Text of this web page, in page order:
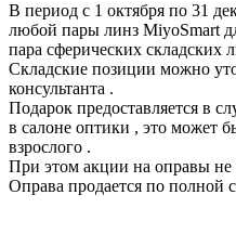
В период с 1 октября по 31
любой пары линз
пара сферических складских
Складские позиции можно
консультанта .
Подарок предоставляется в
в салоне оптики , это может
взрослого .
При этом акции на оправы не
Оправа продается по полной